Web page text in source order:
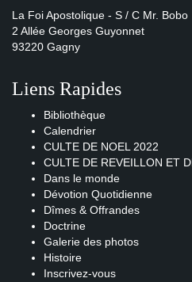
La Foi Apostolique - S / C Mr. Bobo
2 Allée Georges Guyonnet
93220 Gagny
Liens Rapides
Bibliothèque
Calendrier
CULTE DE NOEL 2022
CULTE DE REVEILLON ET
Dans le monde
Dévotion Quotidienne
Dîmes & Offrandes
Doctrine
Galerie des photos
Histoire
Inscrivez-vous